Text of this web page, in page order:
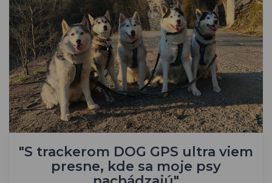
"S trackerom DOG GPS ultra viem
presne, kde sa moje psy